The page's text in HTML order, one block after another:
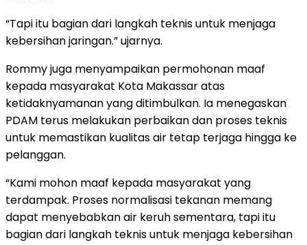
“Tapi itu bagian dari langkah teknis untuk menjaga
kebersihan jaringan.” ujarnya.
Rommy juga menyampaikan permohonan maaf
kepada masyarakat Kota Makassar atas
ketidaknyamanan yang ditimbulkan. Ia menegaskan
PDAM terus melakukan perbaikan dan proses teknis
untuk memastikan kualitas air tetap terjaga hingga ke
pelanggan.
“Kami mohon maaf kepada masyarakat yang
terdampak. Proses normalisasi tekanan memang
dapat menyebabkan air keruh sementara, tapi itu
bagian dari langkah teknis untuk menjaga kebersihan